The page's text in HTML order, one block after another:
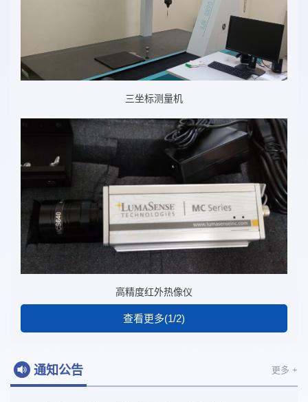
三坐标测量机
高精度红外热像仪
查看更多(1/2)
通知公告 更多 +